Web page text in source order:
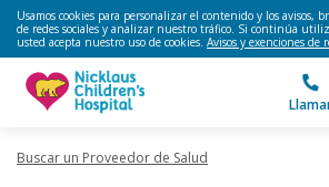
Usamos cookies para personalizar el contenido y los avisos,
de redes sociales y analizar nuestro tráfico. Si continúa
usted acepta nuestro uso de cookies. Avisos y exenciones de
Buscar un Proveedor de Salud